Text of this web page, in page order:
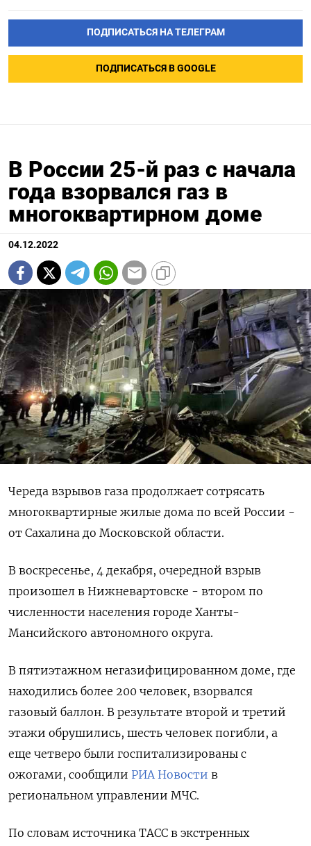
ПОДПИСАТЬСЯ НА ТЕЛЕГРАМ
ПОДПИСАТЬСЯ В GOOGLE
В России 25-й раз с начала
года взорвался газ в
многоквартирном доме
04.12.2022
Череда взрывов газа продолжает сотрясать
многоквартирные жилые дома по всей России -
от Сахалина до Московской области.
В воскресенье, 4 декабря, очередной взрыв
произошел в Нижневартовске - втором по
численности населения городе Ханты-
Мансийского автономного округа.
В пятиэтажном негазифицированном доме, где
находились более 200 человек, взорвался
газовый баллон. В результате второй и третий
этажи обрушились, шесть человек погибли, а
еще четверо были госпитализированы с
ожогами, сообщили РИА Новости в
региональном управлении МЧС.
По словам источника ТАСС в экстренных